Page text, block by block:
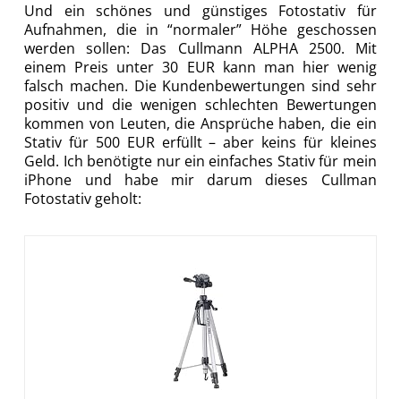
Und ein schönes und günstiges Fotostativ für
Aufnahmen, die in “normaler” Höhe geschossen
werden sollen: Das Cullmann ALPHA 2500. Mit
einem Preis unter 30 EUR kann man hier wenig
falsch machen. Die Kundenbewertungen sind sehr
positiv und die wenigen schlechten Bewertungen
kommen von Leuten, die Ansprüche haben, die ein
Stativ für 500 EUR erfüllt – aber keins für kleines
Geld. Ich benötigte nur ein einfaches Stativ für mein
iPhone und habe mir darum dieses Cullman
Fotostativ geholt: